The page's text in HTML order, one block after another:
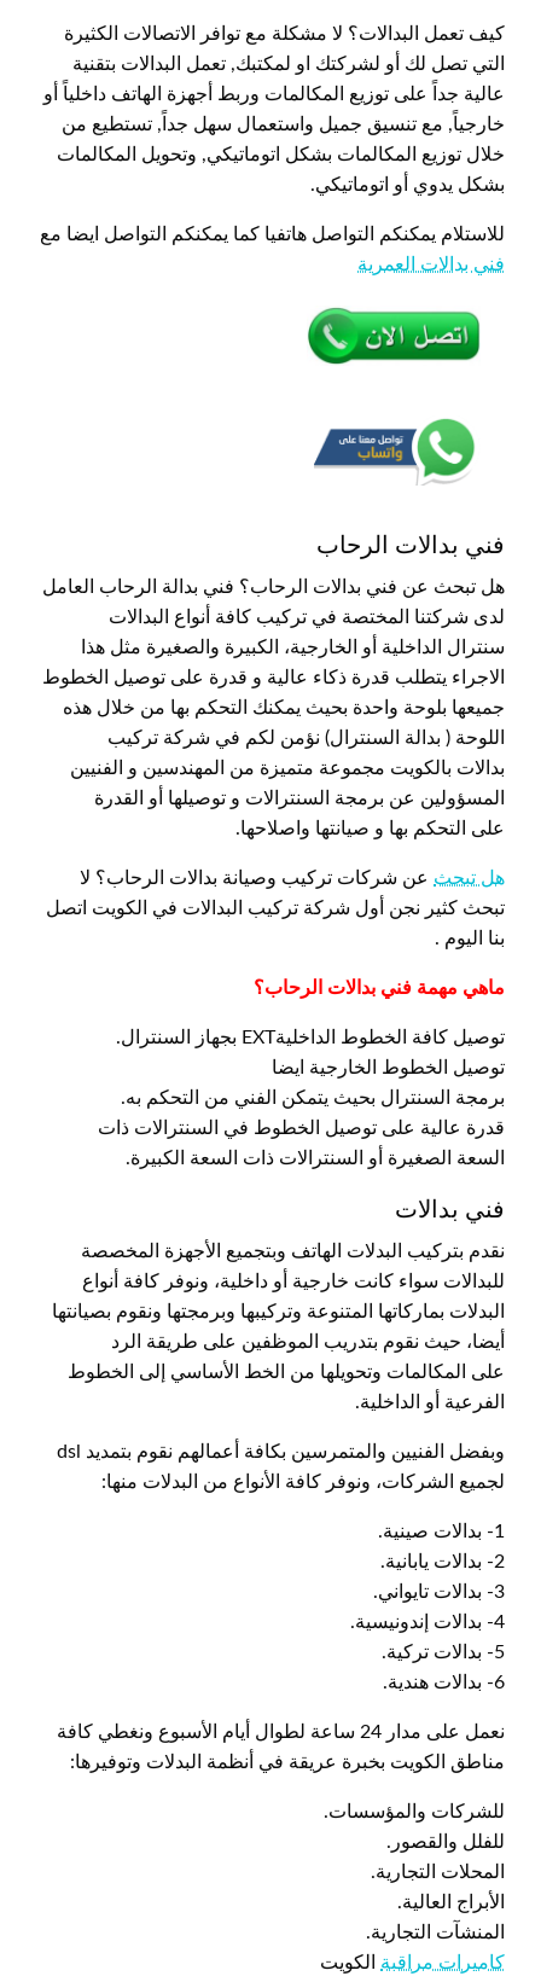
كيف تعمل البدالات؟ لا مشكلة مع توافر الاتصالات الكثيرة
التي تصل لك أو لشركتك او لمكتبك, تعمل البدالات بتقنية
عالية جداً على توزيع المكالمات وربط أجهزة الهاتف داخلياً أو
خارجياً, مع تنسيق جميل واستعمال سهل جداً, تستطيع من
خلال توزيع المكالمات بشكل اتوماتيكي, وتحويل المكالمات
بشكل يدوي أو اتوماتيكي.
للاستلام يمكنكم التواصل هاتفيا كما يمكنكم التواصل ايضا مع
فني بدالات العمرية
فني بدالات الرحاب
هل تبحث عن فني بدالات الرحاب؟ فني بدالة الرحاب العامل
لدى شركتنا المختصة في تركيب كافة أنواع البدالات
سنترال الداخلية أو الخارجية، الكبيرة والصغيرة مثل هذا
الاجراء يتطلب قدرة ذكاء عالية و قدرة على توصيل الخطوط
جميعها بلوحة واحدة بحيث يمكنك التحكم بها من خلال هذه
اللوحة ( بدالة السنترال) نؤمن لكم في شركة تركيب
بدالات بالكويت مجموعة متميزة من المهندسين و الفنيين
المسؤولين عن برمجة السنترالات و توصيلها أو القدرة
على التحكم بها و صيانتها واصلاحها.
هل تبحث عن شركات تركيب وصيانة بدالات الرحاب؟ لا
تبحث كثير نجن أول شركة تركيب البدالات في الكويت اتصل
بنا اليوم .
ماهي مهمة فني بدالات الرحاب؟
توصيل كافة الخطوط الداخليةEXT بجهاز السنترال.
توصيل الخطوط الخارجية ايضا
برمجة السنترال بحيث يتمكن الفني من التحكم به.
قدرة عالية على توصيل الخطوط في السنترالات ذات
السعة الصغيرة أو السنترالات ذات السعة الكبيرة.
فني بدالات
نقدم بتركيب البدلات الهاتف وبتجميع الأجهزة المخصصة
للبدالات سواء كانت خارجية أو داخلية، ونوفر كافة أنواع
البدلات بماركاتها المتنوعة وتركيبها وبرمجتها ونقوم بصيانتها
أيضا، حيث نقوم بتدريب الموظفين على طريقة الرد
على المكالمات وتحويلها من الخط الأساسي إلى الخطوط
الفرعية أو الداخلية.
وبفضل الفنيين والمتمرسين بكافة أعمالهم نقوم بتمديد dsl
لجميع الشركات، ونوفر كافة الأنواع من البدلات منها:
1- بدالات صينية.
2- بدالات يابانية.
3- بدالات تايواني.
4- بدالات إندونيسية.
5- بدالات تركية.
6- بدالات هندية.
نعمل على مدار 24 ساعة لطوال أيام الأسبوع ونغطي كافة
مناطق الكويت بخبرة عريقة في أنظمة البدلات وتوفيرها:
للشركات والمؤسسات.
للفلل والقصور.
المحلات التجارية.
الأبراج العالية.
المنشآت التجارية.
كاميرات مراقبة الكويت